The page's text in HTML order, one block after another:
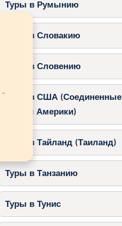
Туры в Румынию
Туры в Словакию
Туры в Словению
Туры в США (Соединенные
Штаты Америки)
Туры в Тайланд (Таиланд)
Туры в Танзанию
Туры в Тунис